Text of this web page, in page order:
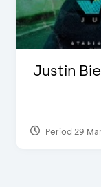
Justin
Period 29